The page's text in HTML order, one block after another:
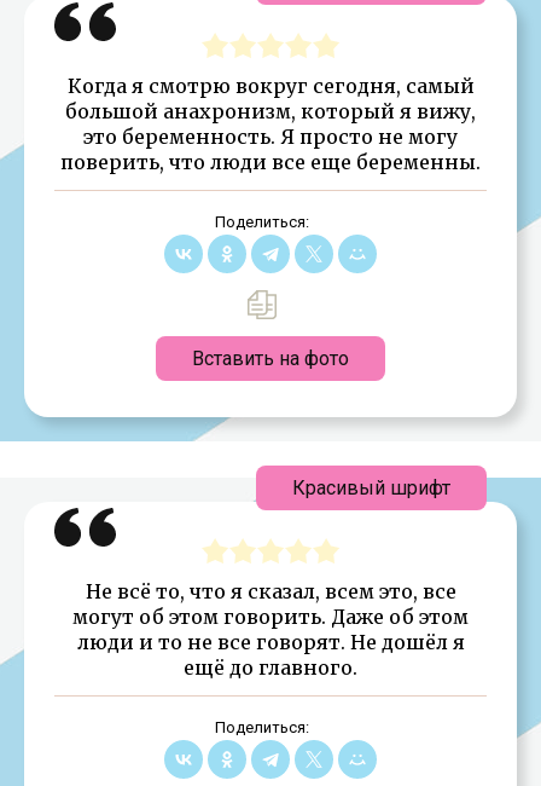
Когда я смотрю вокруг сегодня, самый
большой анахронизм, который я вижу,
это беременность. Я просто не могу
поверить, что люди все еще беременны.
Поделиться:
Вставить на фото
Не всё то, что я сказал, всем это, все
могут об этом говорить. Даже об этом
люди и то не все говорят. Не дошёл я
ещё до главного.
Поделиться:
Красивый шрифт